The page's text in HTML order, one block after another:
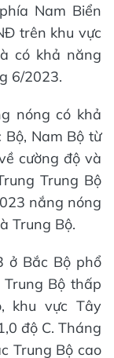
Nam Biển
trên khu vực
có khả năng
6/2023.
nóng có khả
Nam Bộ từ
cường độ và
Trung Bộ
nắng nóng
Trung Bộ.
ở Bắc Bộ phổ
Bộ thấp
khu vực Tây
độ C. Tháng
Trung Bộ cao